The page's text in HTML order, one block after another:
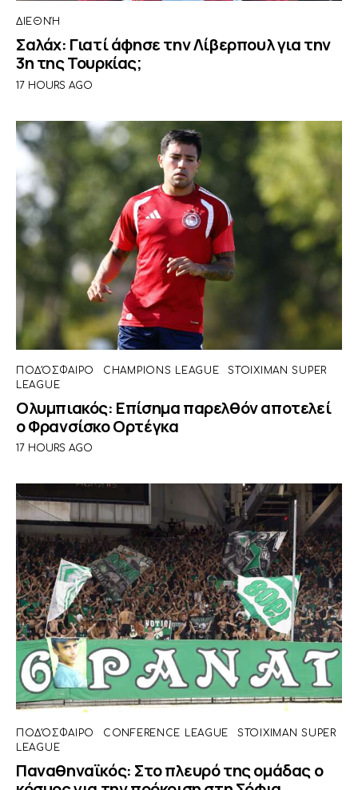
ΔΙΕΘΝΉ
Σαλάχ: Γιατί άφησε την Λίβερπουλ για την
3η της Τουρκίας;
17 HOURS AGO
ΠΟΔΌΣΦΑΙΡΟ CHAMPIONS LEAGUE
STOIXIMAN SUPER
LEAGUE
Ολυμπιακός: Επίσημα παρελθόν αποτελεί
ο Φρανσίσκο Ορτέγκα
17 HOURS AGO
ΠΟΔΌΣΦΑΙΡΟ CONFERENCE LEAGUE
STOIXIMAN SUPER
LEAGUE
Παναθηναϊκός: Στο πλευρό της ομάδας ο